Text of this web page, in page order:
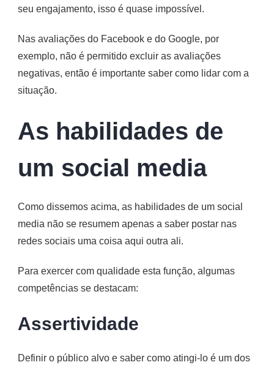
seu engajamento, isso é quase impossível.
Nas avaliações do Facebook e do Google, por
exemplo, não é permitido excluir as avaliações
negativas, então é importante saber como lidar com a
situação.
As habilidades de
um social media
Como dissemos acima, as habilidades de um social
media não se resumem apenas a saber postar nas
redes sociais uma coisa aqui outra ali.
Para exercer com qualidade esta função, algumas
competências se destacam:
Assertividade
Definir o público alvo e saber como atingi-lo é um dos